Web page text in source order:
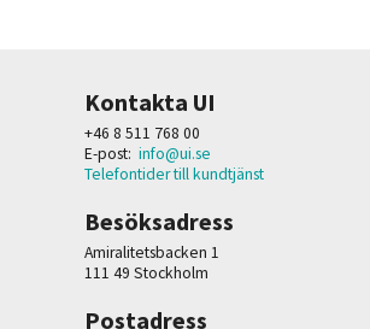
Kontakta UI
+46 8 511 768 00
E-post: info@ui.se
Telefontider till kundtjänst
Besöksadress
Amiralitetsbacken 1
111 49 Stockholm
Postadress